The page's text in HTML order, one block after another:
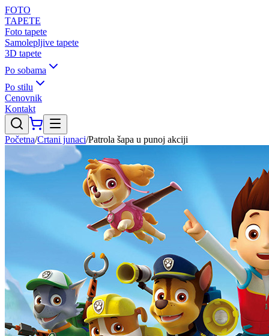
FOTO
TAPETE
Foto tapete
Samolepljive tapete
3D tapete
Po sobama
Po stilu
Cenovnik
Kontakt
Početna/Crtani junaci/Patrola šapa u punoj akciji